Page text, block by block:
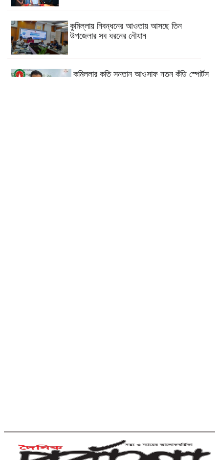
কুমিল্লায় নিবন্ধনের আওতায় আসছে তিন
উপজেলার সব ধরনের নৌযান
কুমিল্লার কৃতি সন্তান আওসাফ নতুন কুঁড়ি স্পোর্টস